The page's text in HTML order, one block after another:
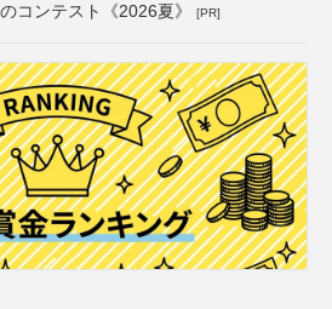
コンテスト《2026夏》 [PR]